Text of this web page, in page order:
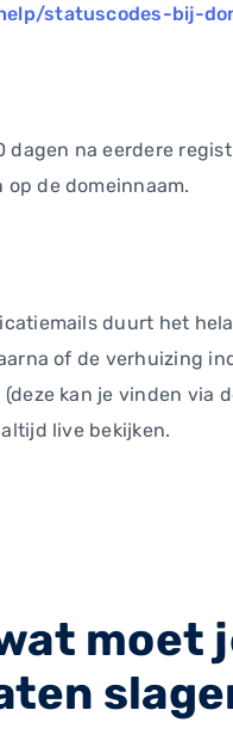
statuscodes-bij-
dagen na eerdere
op de domeinnaam.
duurt het
of de verhuizing
kan je vinden
live bekijken.
moet